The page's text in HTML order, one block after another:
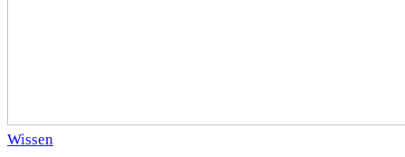
Wissen